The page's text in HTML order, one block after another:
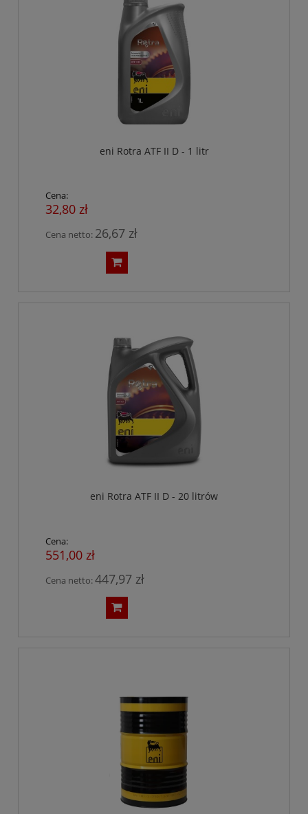
eni Rotra ATF II D - 1 litr
Cena:
32,80 zł
Cena netto: 26,67 zł
eni Rotra ATF II D - 20 litrów
Cena:
551,00 zł
Cena netto:447,97 zł